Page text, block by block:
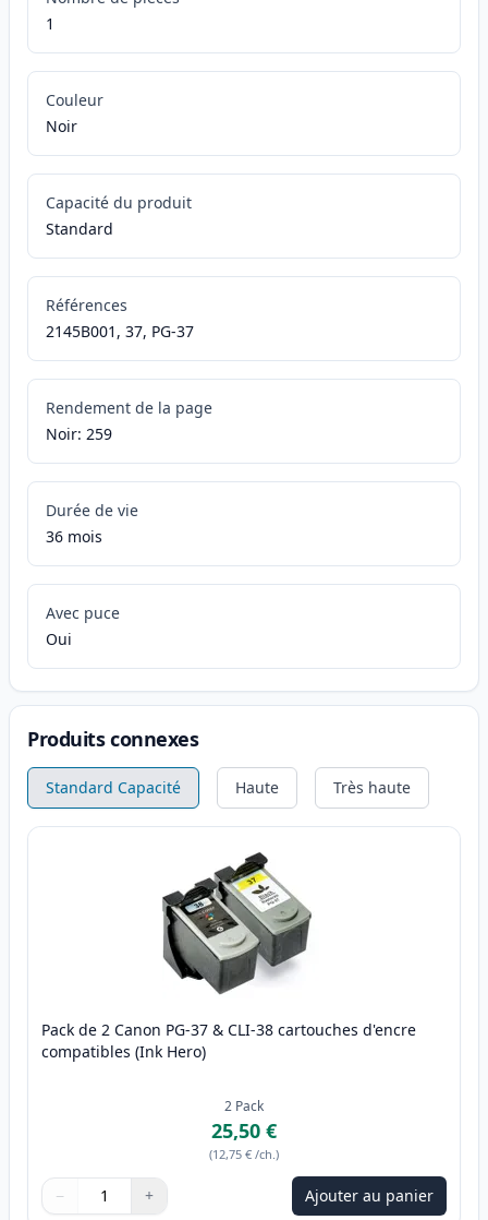
1
Couleur
Noir
Capacité du produit
Standard
Références
2145B001, 37, PG-37
Rendement de la page
Noir: 259
Durée de vie
36 mois
Avec puce
Oui
Produits connexes
Standard Capacité Haute Très haute
Pack de 2 Canon PG-37 & CLI-38 cartouches d'encre
compatibles (Ink Hero)
2 Pack
25,50 €
(12,75 € /ch.)
Quantité
Utilisez les boutons pour ajuster
− +
Quantité Ajouter au panier